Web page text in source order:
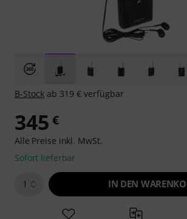
B-Stock ab 319 € verfügbar
345 €
Alle Preise inkl. MwSt.
Sofort lieferbar
1 IN DEN